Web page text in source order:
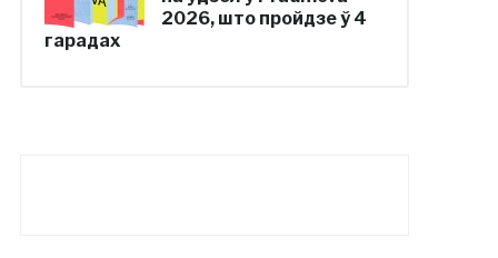
2026, што пройдзе ў 4
гарадах